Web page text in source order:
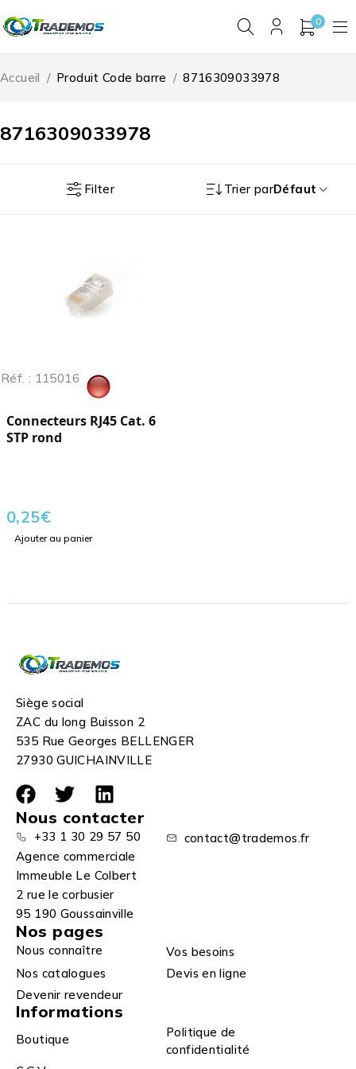
0
8716309033978
Accueil / Produit Code barre / 8716309033978
Filter Trier parDéfaut
Réf. : 115016
Connecteurs RJ45 Cat. 6
STP rond
0,25€
Ajouter au panier
Siège social
ZAC du long Buisson 2
535 Rue Georges BELLENGER
27930 GUICHAINVILLE
Nous contacter
+33 1 30 29 57 50
contact@trademos.fr
Agence commerciale
Immeuble Le Colbert
2 rue le corbusier
95 190 Goussainville
Nos pages
Nous connaître
Vos besoins
Nos catalogues
Devis en ligne
Devenir revendeur
Informations
Boutique
Politique de
confidentialité